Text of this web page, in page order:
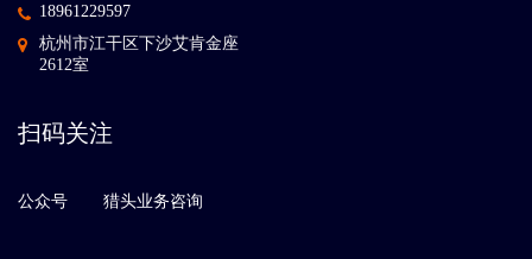
18961229597
杭州市江干区下沙艾肯金座
2612室
扫码关注
公众号 猎头业务咨询